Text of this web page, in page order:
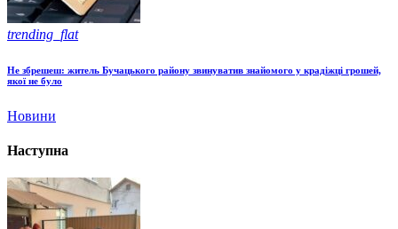
trending_flat
Не збрешеш: житель Бучацького району звинуватив знайомого у крадіжці грошей,
якої не було
Новини
Наступна